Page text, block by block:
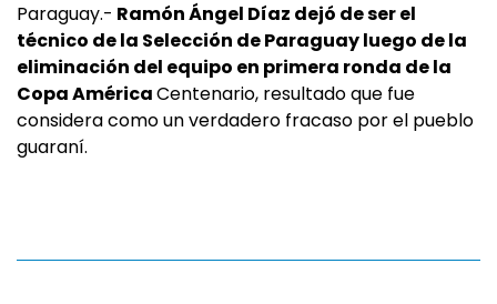
Paraguay.- Ramón Ángel Díaz dejó de ser el
técnico de la Selección de Paraguay luego de la
eliminación del equipo en primera ronda de la
Copa AméricaCentenario, resultado que fue
considera como un verdadero fracaso por el pueblo
guaraní.